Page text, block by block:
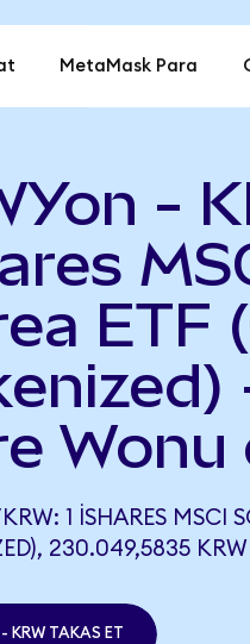
MetaMask Para
-
ETF
1 ISHARES MSCI
230.049,5835 KRW
KRW TAKAS ET